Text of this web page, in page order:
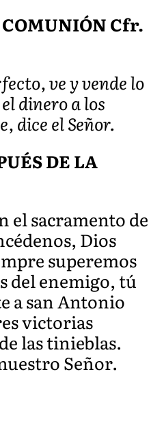
Cfr.
ve y vende lo
dinero a los
dice el Señor.
DE LA
el sacramento de
Dios
superemos
del enemigo, tú
a san Antonio
victorias
las tinieblas.
Señor.